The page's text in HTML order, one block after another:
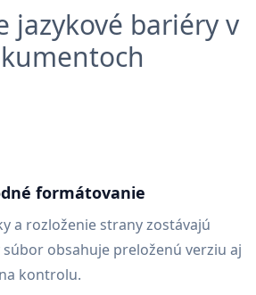
jazykové bariéry v
formátovanie
a rozloženie strany zostávajú
obsahuje preloženú verziu aj
kontrolu.